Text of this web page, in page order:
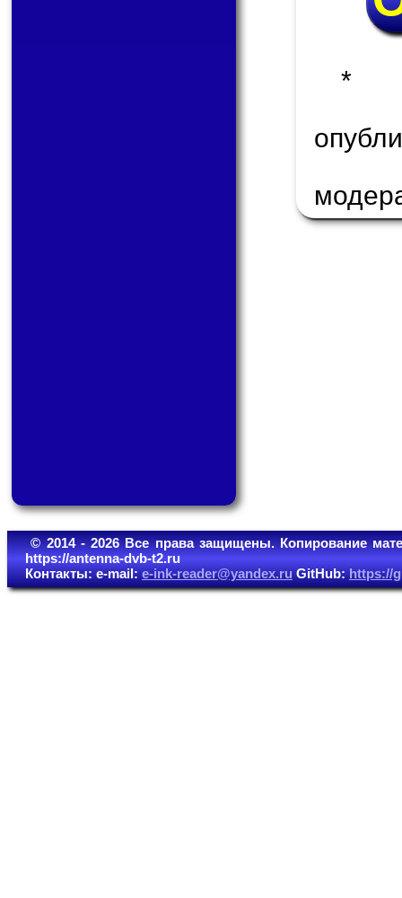
*
© 2014 - 2026 Все права защищены. Копирование
https://antenna-dvb-t2.ru
Контакты: e-mail:e-ink-reader@yandex.ruGitHub:https://